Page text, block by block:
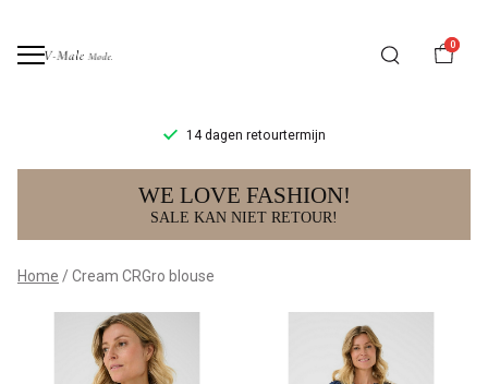
0
14 dagen retourtermijn
Cream
CRGro
blouse
WE LOVE FASHION!
SALE KAN NIET RETOUR!
Home Cream CRGro blouse